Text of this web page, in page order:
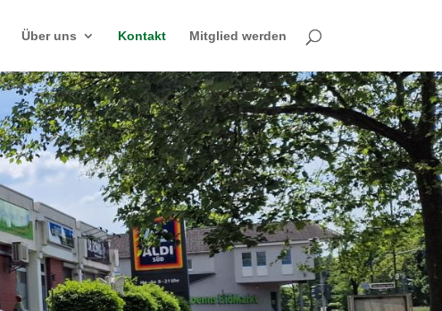
Über uns Kontakt Mitglied werden